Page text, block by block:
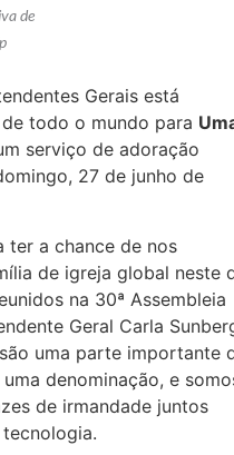
de
Gerais está
todo o mundo para
serviço de adoração
27 de junho de
ter a chance de nos
de igreja global neste
na 30ª Assembleia
Geral Carla
uma parte importante
denominação, e
de irmandade juntos